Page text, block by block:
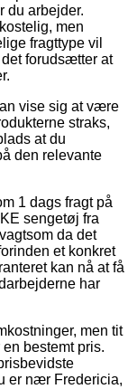
du arbejder.
men
fragttype vil
forudsætter at
vise sig at være
straks,
at du
den relevante
1 dags fragt på
sengetøj fra
da det
et konkret
kan nå at få
har
men tit
bestemt pris.
er nær Fredericia,